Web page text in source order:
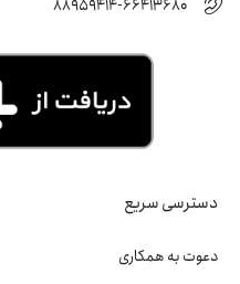
88959414-66413680
دسترسی سریع
دعوت به همکاری